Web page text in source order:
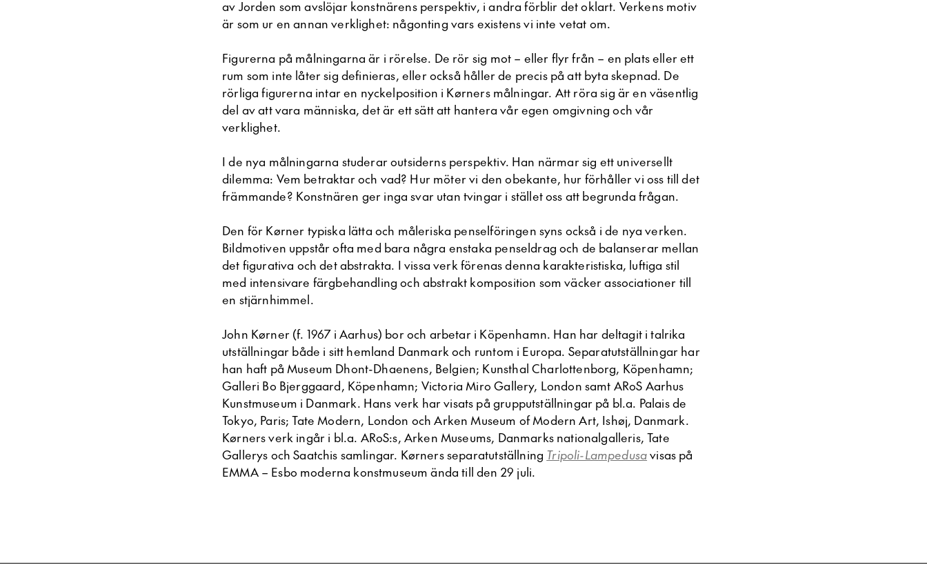
av Jorden som avslöjar konstnärens perspektiv, i andra förblir det oklart. Verkens motiv
är som ur en annan verklighet: någonting vars existens vi inte vetat om.
Figurerna på målningarna är i rörelse. De rör sig mot – eller flyr från – en plats eller ett
rum som inte låter sig definieras, eller också håller de precis på att byta skepnad. De
rörliga figurerna intar en nyckelposition i Kørners målningar. Att röra sig är en väsentlig
del av att vara människa, det är ett sätt att hantera vår egen omgivning och vår
verklighet.
I de nya målningarna studerar outsiderns perspektiv. Han närmar sig ett universellt
dilemma: Vem betraktar och vad? Hur möter vi den obekante, hur förhåller vi oss till det
främmande? Konstnären ger inga svar utan tvingar i stället oss att begrunda frågan.
Den för Kørner typiska lätta och måleriska penselföringen syns också i de nya verken.
Bildmotiven uppstår ofta med bara några enstaka penseldrag och de balanserar mellan
det figurativa och det abstrakta. I vissa verk förenas denna karakteristiska, luftiga stil
med intensivare färgbehandling och abstrakt komposition som väcker associationer till
en stjärnhimmel.
John Kørner (f. 1967 i Aarhus) bor och arbetar i Köpenhamn. Han har deltagit i talrika
utställningar både i sitt hemland Danmark och runtom i Europa. Separatutställningar har
han haft på Museum Dhont-Dhaenens, Belgien; Kunsthal Charlottenborg, Köpenhamn;
Galleri Bo Bjerggaard, Köpenhamn; Victoria Miro Gallery, London samt ARoS Aarhus
Kunstmuseum i Danmark. Hans verk har visats på grupputställningar på bl.a. Palais de
Tokyo, Paris; Tate Modern, London och Arken Museum of Modern Art, Ishøj, Danmark.
Kørners verk ingår i bl.a. ARoS:s, Arken Museums, Danmarks nationalgalleris, Tate
Gallerys och Saatchis samlingar. Kørners separatutställning Tripoli-Lampedusavisas på
EMMA – Esbo moderna konstmuseum ända till den 29 juli.